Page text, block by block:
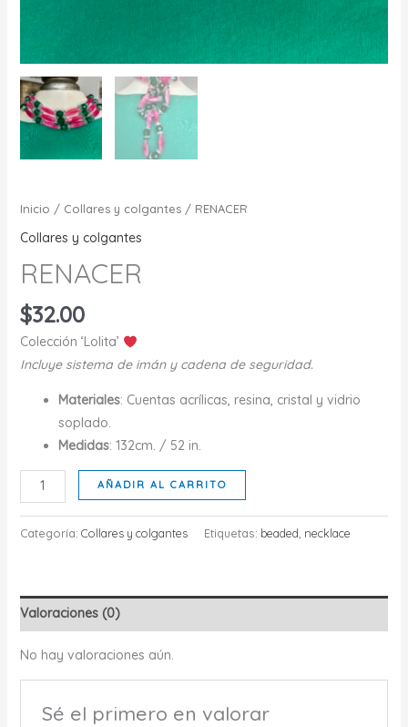
Inicio / Collares y colgantes/ RENACER
Collares y colgantes
RENACER
$32.00
Colección ‘Lolita’
Incluye sistema de imán y cadena de seguridad.
Materiales: Cuentas acrílicas, resina, cristal y vidrio
soplado.
Medidas: 132cm. / 52 in.
RENACER
cantidad
AÑADIR AL CARRITO
Categoría: Collares y colgantes Etiquetas: beaded necklace
Valoraciones (0)
No hay valoraciones aún.
Sé el primero en valorar